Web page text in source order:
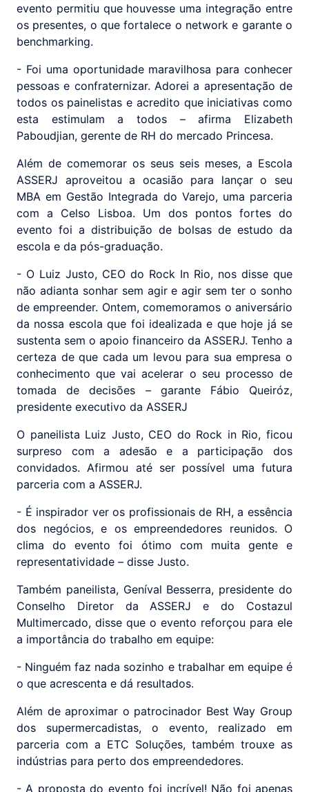
evento permitiu que houvesse uma integração entre
os presentes, o que fortalece o network e garante o
benchmarking.
- Foi uma oportunidade maravilhosa para conhecer
pessoas e confraternizar. Adorei a apresentação de
todos os painelistas e acredito que iniciativas como
esta estimulam a todos – afirma Elizabeth
Paboudjian, gerente de RH do mercado Princesa.
Além de comemorar os seus seis meses, a Escola
ASSERJ aproveitou a ocasião para lançar o seu
MBA em Gestão Integrada do Varejo, uma parceria
com a Celso Lisboa. Um dos pontos fortes do
evento foi a distribuição de bolsas de estudo da
escola e da pós-graduação.
- O Luiz Justo, CEO do Rock In Rio, nos disse que
não adianta sonhar sem agir e agir sem ter o sonho
de empreender. Ontem, comemoramos o aniversário
da nossa escola que foi idealizada e que hoje já se
sustenta sem o apoio financeiro da ASSERJ. Tenho a
certeza de que cada um levou para sua empresa o
conhecimento que vai acelerar o seu processo de
tomada de decisões – garante Fábio Queiróz,
presidente executivo da ASSERJ
O paneilista Luiz Justo, CEO do Rock in Rio, ficou
surpreso com a adesão e a participação dos
convidados. Afirmou até ser possível uma futura
parceria com a ASSERJ.
- É inspirador ver os profissionais de RH, a essência
dos negócios, e os empreendedores reunidos. O
clima do evento foi ótimo com muita gente e
representatividade – disse Justo.
Também paneilista, Geníval Besserra, presidente do
Conselho Diretor da ASSERJ e do Costazul
Multimercado, disse que o evento reforçou para ele
a importância do trabalho em equipe:
- Ninguém faz nada sozinho e trabalhar em equipe é
o que acrescenta e dá resultados.
Além de aproximar o patrocinador Best Way Group
dos supermercadistas, o evento, realizado em
parceria com a ETC Soluções, também trouxe as
indústrias para perto dos empreendedores.
- A proposta do evento foi incrível! Não foi apenas